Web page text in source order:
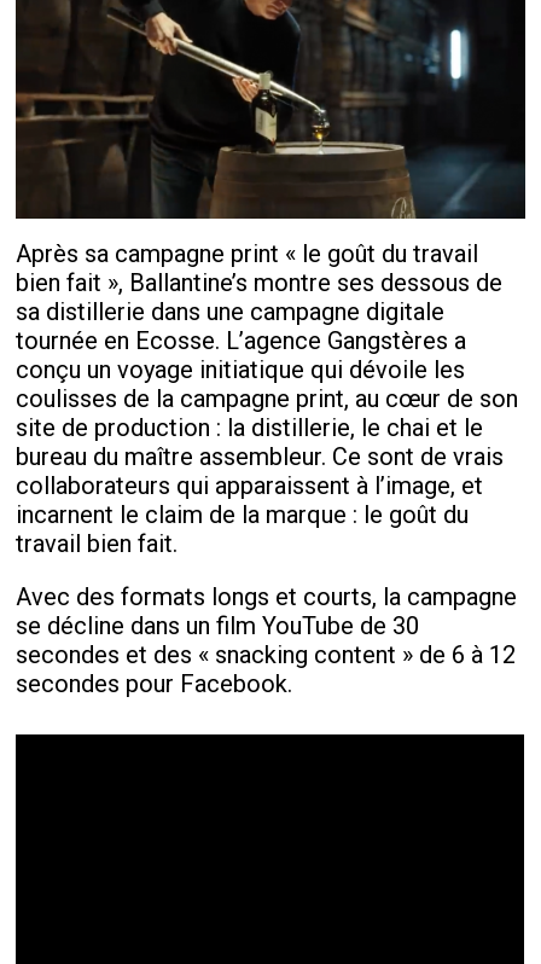
Après sa campagne print « le goût du travail
bien fait », Ballantine’s montre ses dessous de
sa distillerie dans une campagne digitale
tournée en Ecosse. L’agence Gangstères a
conçu un voyage initiatique qui dévoile les
coulisses de la campagne print, au cœur de son
site de production : la distillerie, le chai et le
bureau du maître assembleur. Ce sont de vrais
collaborateurs qui apparaissent à l’image, et
incarnent le claim de la marque : le goût du
travail bien fait.
Avec des formats longs et courts, la campagne
se décline dans un film YouTube de 30
secondes et des « snacking content » de 6 à 12
secondes pour Facebook.